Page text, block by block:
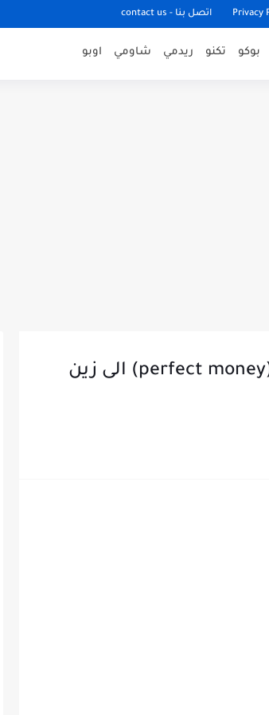
اتصل بنا - contact us
بوكو تكنو ريدمي شاومي اوبو
تحويل وسحب الاموال من بيرفكت موني (perfect money) الى زين